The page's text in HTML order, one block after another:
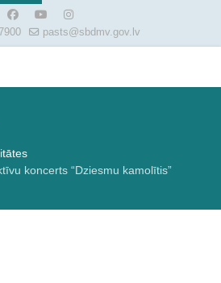
pasts@sbdmv.gov.lv
koncerts “Dziesmu kamolītis”